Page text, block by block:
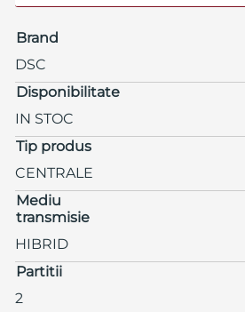
Brand
DSC
Disponibilitate
IN STOC
Tip produs
CENTRALE
Mediu
transmisie
HIBRID
Partitii
2